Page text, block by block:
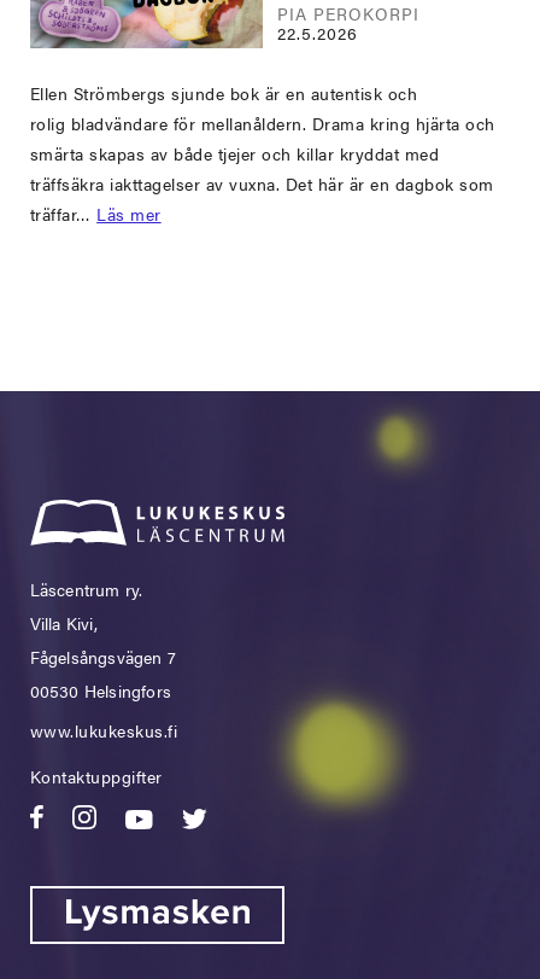
PIA PEROKORPI
22.5.2026
Ellen Strömbergs sjunde bok är en autentisk och
rolig bladvändare för mellanåldern. Drama kring hjärta och
smärta skapas av både tjejer och killar kryddat med
träffsäkra iakttagelser av vuxna. Det här är en dagbok som
träffar… Läs mer
Läscentrum ry.
Villa Kivi,
Fågelsångsvägen 7
00530 Helsingfors
www.lukukeskus.fi
Kontaktuppgifter